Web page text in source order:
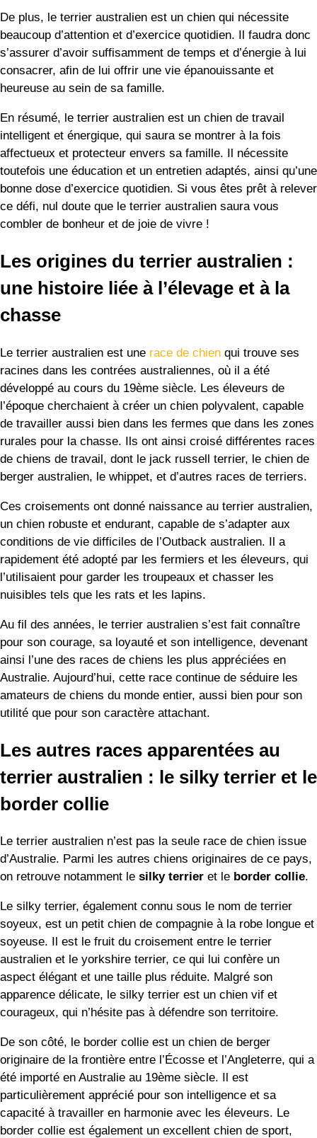
De plus, le terrier australien est un chien qui nécessite
beaucoup d’attention et d’exercice quotidien. Il faudra donc
s’assurer d’avoir suffisamment de temps et d’énergie à lui
consacrer, afin de lui offrir une vie épanouissante et
heureuse au sein de sa famille.
En résumé, le terrier australien est un chien de travail
intelligent et énergique, qui saura se montrer à la fois
affectueux et protecteur envers sa famille. Il nécessite
toutefois une éducation et un entretien adaptés, ainsi qu’une
bonne dose d’exercice quotidien. Si vous êtes prêt à relever
ce défi, nul doute que le terrier australien saura vous
combler de bonheur et de joie de vivre !
Les origines du terrier australien :
une histoire liée à l’élevage et à la
chasse
Le terrier australien est une race de chien qui trouve ses
racines dans les contrées australiennes, où il a été
développé au cours du 19ème siècle. Les éleveurs de
l’époque cherchaient à créer un chien polyvalent, capable
de travailler aussi bien dans les fermes que dans les zones
rurales pour la chasse. Ils ont ainsi croisé différentes races
de chiens de travail, dont le jack russell terrier, le chien de
berger australien, le whippet, et d’autres races de terriers.
Ces croisements ont donné naissance au terrier australien,
un chien robuste et endurant, capable de s’adapter aux
conditions de vie difficiles de l’Outback australien. Il a
rapidement été adopté par les fermiers et les éleveurs, qui
l’utilisaient pour garder les troupeaux et chasser les
nuisibles tels que les rats et les lapins.
Au fil des années, le terrier australien s’est fait connaître
pour son courage, sa loyauté et son intelligence, devenant
ainsi l’une des races de chiens les plus appréciées en
Australie. Aujourd’hui, cette race continue de séduire les
amateurs de chiens du monde entier, aussi bien pour son
utilité que pour son caractère attachant.
Les autres races apparentées au
terrier australien : le silky terrier et le
border collie
Le terrier australien n’est pas la seule race de chien issue
d’Australie. Parmi les autres chiens originaires de ce pays,
on retrouve notamment le silky terrier et le border collie.
Le silky terrier, également connu sous le nom de terrier
soyeux, est un petit chien de compagnie à la robe longue et
soyeuse. Il est le fruit du croisement entre le terrier
australien et le yorkshire terrier, ce qui lui confère un
aspect élégant et une taille plus réduite. Malgré son
apparence délicate, le silky terrier est un chien vif et
courageux, qui n’hésite pas à défendre son territoire.
De son côté, le border collie est un chien de berger
originaire de la frontière entre l’Écosse et l’Angleterre, qui a
été importé en Australie au 19ème siècle. Il est
particulièrement apprécié pour son intelligence et sa
capacité à travailler en harmonie avec les éleveurs. Le
border collie est également un excellent chien de sport,